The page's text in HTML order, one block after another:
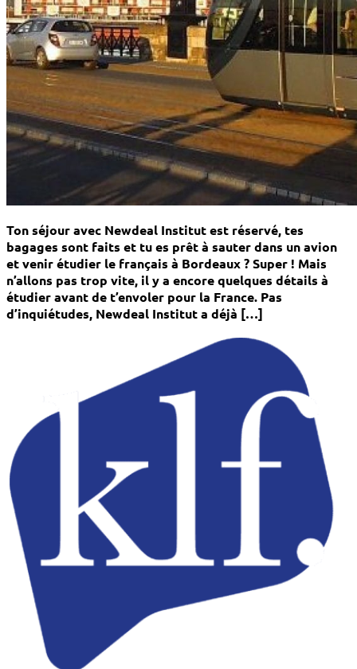
Ton séjour avec Newdeal Institut est réservé, tes
bagages sont faits et tu es prêt à sauter dans un avion
et venir étudier le français à Bordeaux ? Super ! Mais
n’allons pas trop vite, il y a encore quelques détails à
étudier avant de t’envoler pour la France. Pas
d’inquiétudes, Newdeal Institut a déjà […]